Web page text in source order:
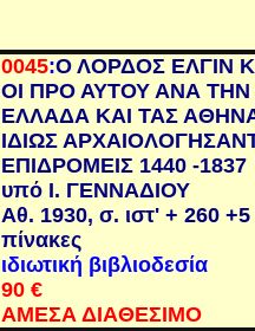
0045:Ο ΛΟΡΔΟΣ ΕΛΓΙΝ
ΟΙ ΠΡΟ ΑΥΤΟΥ ΑΝΑ ΤΗΝ
ΕΛΛΑΔΑ ΚΑΙ ΤΑΣ
ΙΔΙΩΣ
ΕΠΙΔΡΟΜΕΙΣ 1440 -1837
υπό Ι. ΓΕΝΝΑΔΙΟΥ
Αθ. 1930, σ. ιστ' + 260 +5
πίνακες
ιδιωτική βιβλιοδεσία
90€
ΑΜΕΣΑ ΔΙΑΘΕΣΙΜΟ